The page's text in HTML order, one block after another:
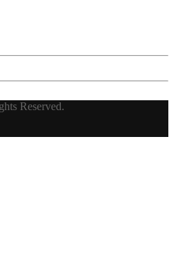
Reserved.